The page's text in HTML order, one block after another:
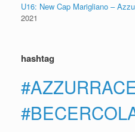
U16: New Cap Marigliano –
2021
hashtag